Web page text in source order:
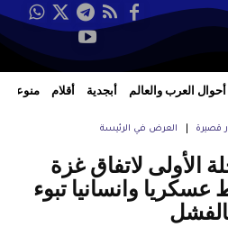
أحوال العرب والعالم أبجدية أقلام منوعات
قصيرة العرض في الرئيسة
الأولى لاتفاق غزة
وانسانيا تبوء